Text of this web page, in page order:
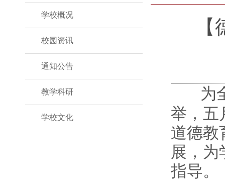
学校概况
校园资讯
通知公告
教学科研
学校文化
为
举，五
道德教
展，为
指导。